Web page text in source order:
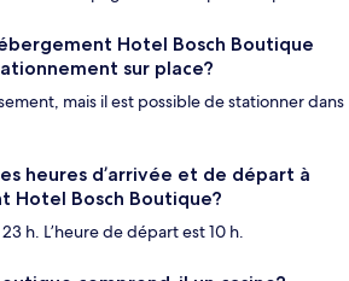
Hotel Bosch Boutique
sur place?
mais il est possible de stationner dans
heures d’arrivée et de départ à
Hotel Bosch Boutique?
h. L’heure de départ est 10 h.